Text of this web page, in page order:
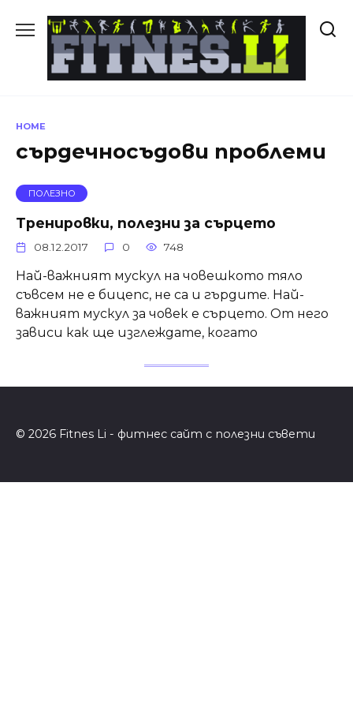
HOME
сърдечносъдови проблеми
ПОЛЕЗНО
Тренировки, полезни за сърцето
08.12.2017 0 748
Най-важният мускул на човешкото тяло
съвсем не е бицепс, не са и гърдите. Най-
важният мускул за човек е сърцето. От него
зависи как ще изглеждате, когато
© 2026 Fitnes Li - фитнес сайт с полезни съвети